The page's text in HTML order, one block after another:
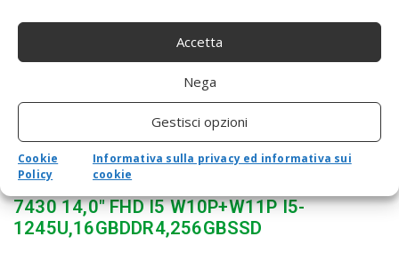
Accetta
Nega
Gestisci opzioni
Cookie
Policy
Informativa sulla privacy ed informativa sui
cookie
PORTÁTIL INTERNACIONAL DELL LATITUDE
7430 14,0″ FHD I5 W10P+W11P I5-
1245U,16GBDDR4,256GBSSD